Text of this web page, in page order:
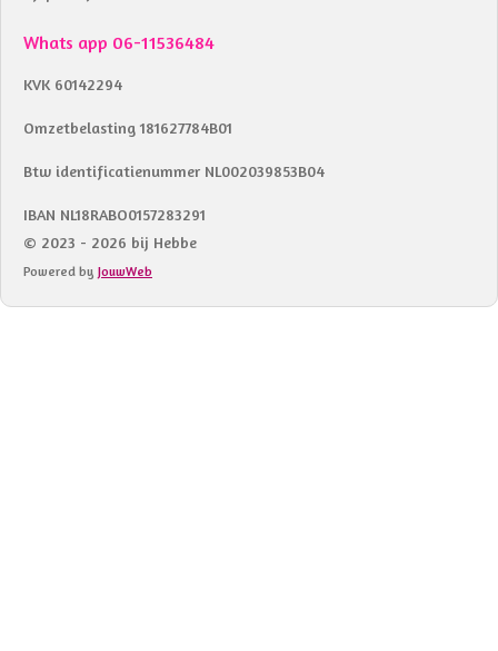
Whats app 06-11536484
KVK 60142294
Omzetbelasting 181627784B01
Btw identificatienummer NL002039853B04
IBAN NL18RABO0157283291
© 2023 - 2026 bij Hebbe
Powered by JouwWeb